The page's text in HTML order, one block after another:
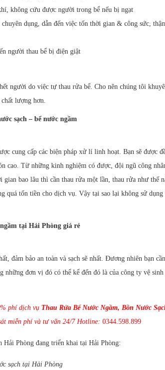
không cứu được người trong bể nếu bị ngạt
dụng, dẫn đến việc tốn thời gian & công sức,
người thau bể bị điện giật
người do việc tự thau rửa bể. Cho nên chúng tôi
lượng hơn.
sạch – bể nước ngầm
cung cấp các biện pháp xử lí linh hoạt. Bạn sẽ được
cao. Từ những kinh nghiệm có được, đội ngũ công
bao lâu thì cần thau rửa một lần, thau rửa như thế
quá tốn tiền cho dịch vụ. Vậy tại sao lại không sử dụng
tại Hải Phòng giá rẻ
đảm bảo an toàn và sạch sẽ nhất. Đương nhiên bạn
đơn vị đó có thể kể đến đó là của công ty vệ sinh
phí dịch vụ Thau Rửa Bể Nước Ngầm, Bồn Nước
miễn phí và tư vấn 24/7 Hotline: 0344.598.899
Hải Phòng đang triển khai tại Hải Phòng:
sạch tại Hải Phòng